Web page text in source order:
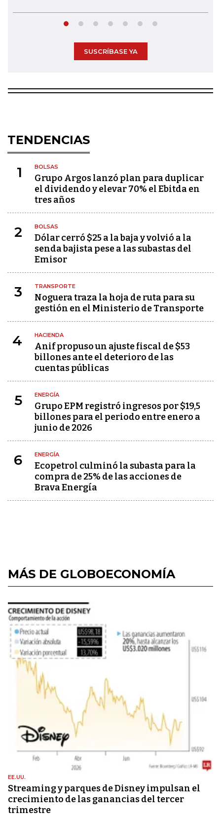
SUSCRÍBASE YA
TENDENCIAS
1 BOLSAS
Grupo Argos lanzó plan para duplicar
el dividendo y elevar 70% el Ebitda en
tres años
2 BOLSAS
Dólar cerró $25 a la baja y volvió a la
senda bajista pese a las subastas del
Emisor
3 TRANSPORTE
Noguera traza la hoja de ruta para su
gestión en el Ministerio de Transporte
4 HACIENDA
Anif propuso un ajuste fiscal de $53
billones ante el deterioro de las
cuentas públicas
5 ENERGÍA
Grupo EPM registró ingresos por $19,5
billones para el periodo entre enero a
junio de 2026
6 ENERGÍA
Ecopetrol culminó la subasta para la
compra de 25% de las acciones de
Brava Energía
MÁS DE GLOBOECONOMÍA
EE.UU.
Streaming y parques de Disney impulsan el
crecimiento de las ganancias del tercer
trimestre